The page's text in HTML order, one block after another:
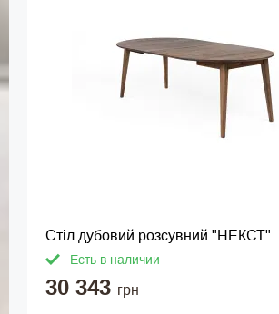
Стіл дубовий розсувний "НЕКСТ"
Есть в наличии
30 343 грн